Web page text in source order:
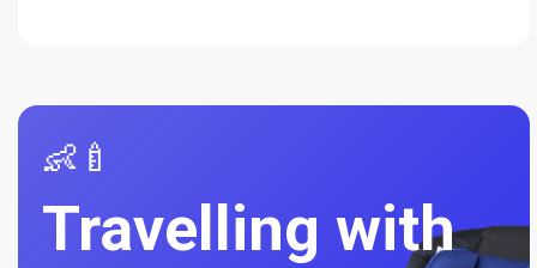
👶🍼
Travelling with